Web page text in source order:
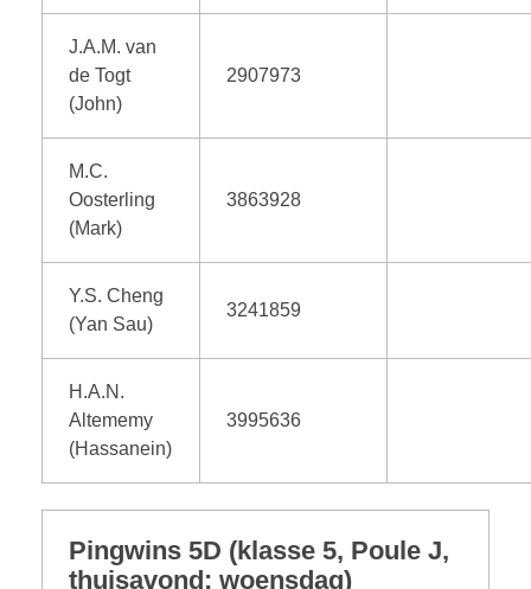
J.A.M. van
de Togt
(John)
2907973
M.C.
Oosterling
(Mark)
3863928
Y.S. Cheng
(Yan Sau)
3241859
H.A.N.
Altememy
(Hassanein)
3995636
Pingwins 5D (klasse 5, Poule J,
thuisavond: woensdag)